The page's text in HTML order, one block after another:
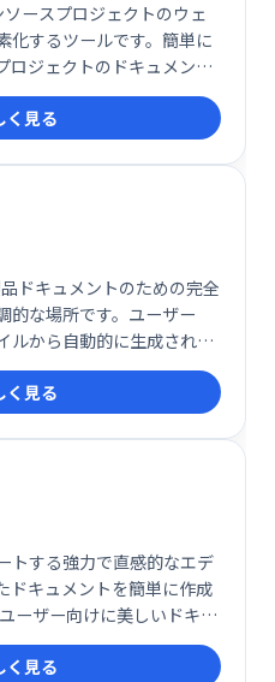
ースプロジェクトのウェ
化するツールです。簡単に
ロジェクトのドキュメント
ます。開発者向けに最適化
ブサイト管理を実現しま
ます。
く見る
ドキュメントのための完全
的な場所です。ユーザー
ルから自動的に生成された
試すことができます。ま
フォームとしても機能し
ョン管理と変更ログも含ま
く見る
トする強力で直感的なエデ
ドキュメントを簡単に作成
ーザー向けに美しいドキュ
知識を一元化して高度なコ
に役立ちます。
く見る